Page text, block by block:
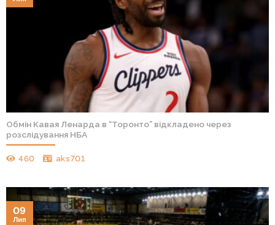
Обмін Кавая Ленарда в “Торонто” відкладено через
розслідування НБА
460 aks701
09
Лип